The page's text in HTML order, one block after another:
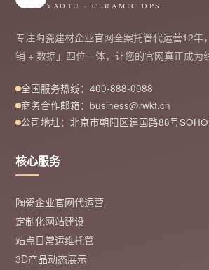
YAOTU · CERAMIC OPS
专注陶瓷建材企业官网全案托管代运营12年
销 + 数据」四位一体，让您的官网真正成为
全国服务热线：400-888-0088
商务合作邮箱：business@rwkt.cn
公司地址：北京市朝阳区建国路88号
核心服务
陶瓷企业官网代运营
定制化网站建设
站点日常运维托管
3D产品动态展示